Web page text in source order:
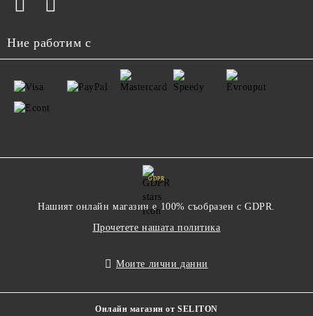
Ние работим с
GDPR
Нашият онлайн магазин е 100% съобразен с GDPR.
Прочетете нашата политика
Моите лични данни
Онлайн магазин от SELITON